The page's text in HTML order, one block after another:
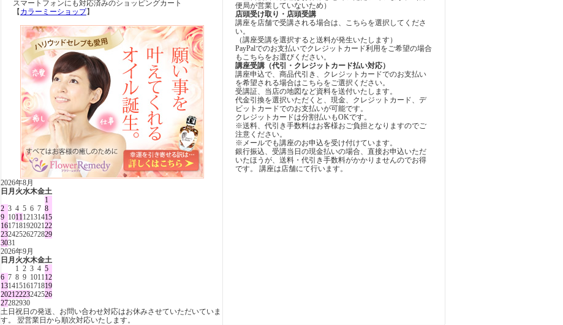
スマートフォンにも対応済みのショッピングカート
【カラーミーショップ】
2026年8月
日 月 火水木金土
1
2 3 4 5 6 7 8
9 1011 12131415
16171819202122
23242526272829
3031
2026年9月
日 月 火水木金土
1 2 3 4 5
6 7 8 9 1011 12
13141516171819
20212223242526
27282930
土日祝日の発送、お問い合わせ対応はお休みさせていただいていま
す。 翌営業日から順次対応いたします。
便局が営業していないため）
店頭受け取り・店頭受講
講座を店舗で受講される場合は、こちらを選択してくださ
い。
（講座受講を選択すると送料が発生いたします）
PayPalでのお支払いでクレジットカード利用をご希望の場合
もこちらをお選びください。
講座受講（代引・クレジットカード払い対応）
講座申込で、商品代引き、クレジットカードでのお支払い
を希望される場合はこちらをご選択ください。
受講証、当店の地図など資料を送付いたします。
代金引換を選択いただくと、現金、クレジットカード、デ
ビットカードでのお支払いが可能です。
クレジットカードは分割払いもOKです。
※送料、代引き手数料はお客様おご負担となりますのでご
注意ください。
※メールでも講座のお申込を受け付けています。
銀行振込、受講当日の現金払いの場合、直接お申込いただ
いたほうが、送料・代引き手数料がかかりませんのでお得
です。 講座は店舗にて行います。